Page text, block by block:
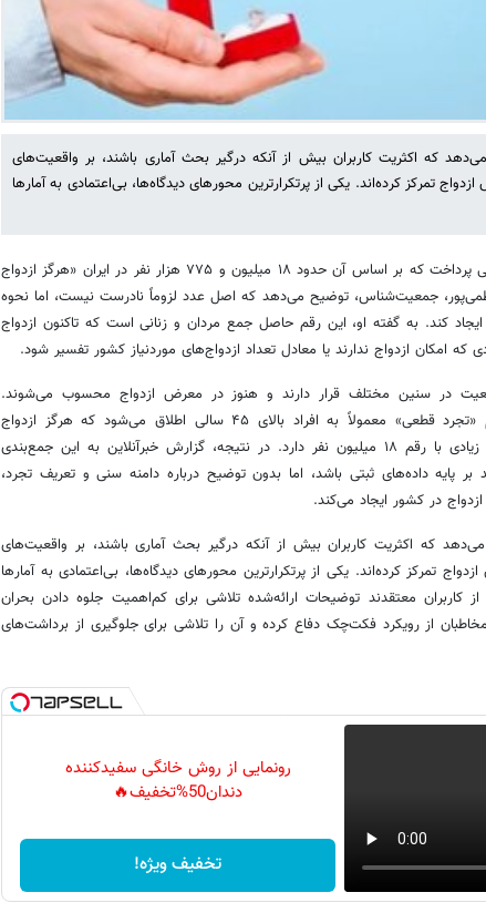
که اکثریت کاربران بیش از آنکه درگیر بحث آماری باشند، بر واقعیت‌های
تمرکز کرده‌اند. یکی از پرتکرارترین محورهای دیدگاه‌ها، بی‌اعتمادی به آمارها
به بررسی ادعایی پرداخت که بر اساس آن حدود ۱۸ میلیون و ۷۷۵ هزار نفر در ایران «هرگز ازدواج
جمعیت‌شناس، توضیح می‌دهد که اصل عدد لزوماً نادرست نیست، اما نحوه
کند. به گفته او، این رقم حاصل جمع مردان و زنانی است که تاکنون ازدواج
که امکان ازدواج ندارند یا معادل تعداد ازدواج‌های موردنیاز کشور تفسیر شود.
در سنین مختلف قرار دارند و هنوز در معرض ازدواج محسوب می‌شوند.
کاظمی‌پور تأکید می‌کند که مفهوم «تجرد قطعی» معمولاً به افراد بالای ۴۵ سالی اطلاق می‌شود که هرگز ازدواج
نکرده‌اند و تعداد این گروه فاصله زیادی با رقم ۱۸ میلیون نفر دارد. در نتیجه، گزارش خبرآنلاین به این جمع‌بندی
پایه داده‌های ثبتی باشد، اما بدون توضیح درباره دامنه سنی و تعریف تجرد،
در کشور ایجاد می‌کند.
نشان می‌دهد که اکثریت کاربران بیش از آنکه درگیر بحث آماری باشند، بر واقعیت‌های
تمرکز کرده‌اند. یکی از پرتکرارترین محورهای دیدگاه‌ها، بی‌اعتمادی به آمارها
معتقدند توضیحات ارائه‌شده تلاشی برای کم‌اهمیت جلوه دادن بحران
از رویکرد فکت‌چک دفاع کرده و آن را تلاشی برای جلوگیری از برداشت‌های
رونمایی از روش خانگی سفیدکننده
دندان50%تخفیف🔥
تخفیف ویژه!